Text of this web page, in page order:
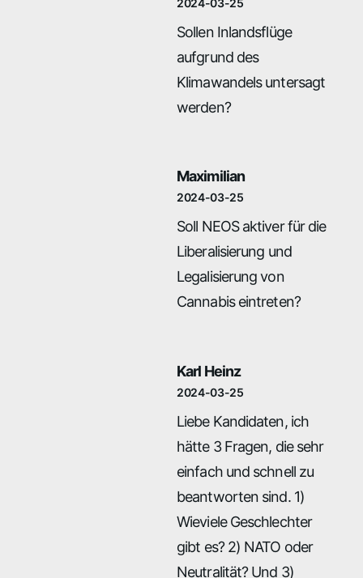
Sollen Inlandsflüge
aufgrund des
Klimawandels untersagt
werden?
Maximilian
2024-03-25
Soll NEOS aktiver für die
Liberalisierung und
Legalisierung von
Cannabis eintreten?
Karl Heinz
2024-03-25
Liebe Kandidaten, ich
hätte 3 Fragen, die sehr
einfach und schnell zu
beantworten sind. 1)
Wieviele Geschlechter
gibt es? 2) NATO oder
Neutralität? Und 3)